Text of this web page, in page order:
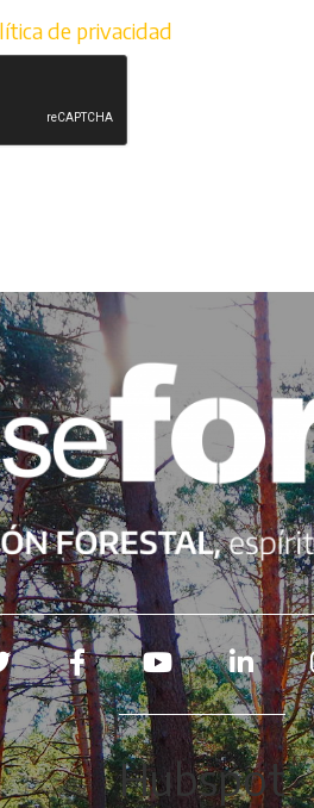
de privacidad
sociales
Hubspot